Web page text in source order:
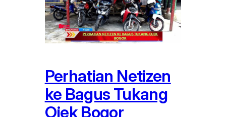
Perhatian Netizen
ke Bagus Tukang
Ojek Bogor